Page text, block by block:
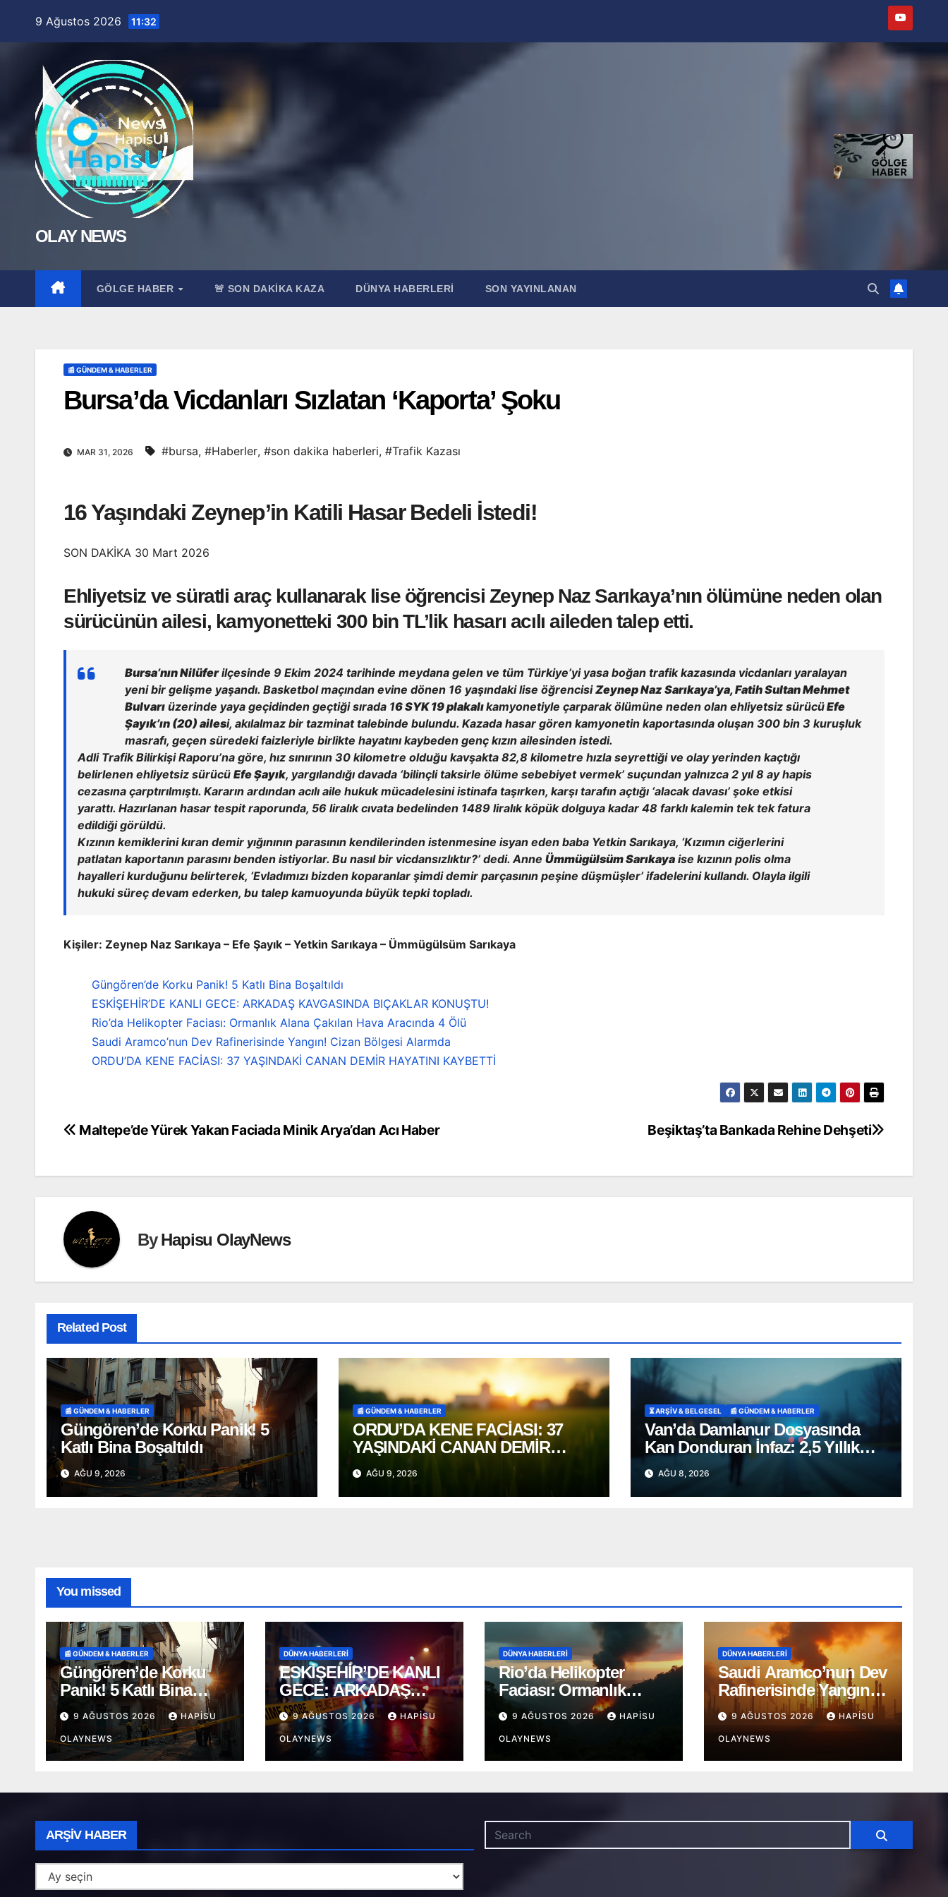
9 Ağustos 2026 11:32
OLAY NEWS
GÖLGE HABER 🚨 SON DAKİKA KAZA DÜNYA HABERLERI SON YAYINLANAN
📰 GÜNDEM & HABERLER
Bursa’da Vicdanları Sızlatan ‘Kaporta’ Şoku
MAR 31, 2026 #bursa, #Haberler, #son dakika haberleri, #Trafik Kazası
16 Yaşındaki Zeynep’in Katili Hasar Bedeli İstedi!
SON DAKİKA 30 Mart 2026
Ehliyetsiz ve süratli araç kullanarak lise öğrencisi Zeynep Naz Sarıkaya’nın ölümüne neden olan
sürücünün ailesi, kamyonetteki 300 bin TL’lik hasarı acılı aileden talep etti.
Bursa’nın Nilüferilçesinde 9 Ekim 2024 tarihinde meydana gelen ve tüm Türkiye’yi yasa boğan trafik kazasında vicdanları yaralayan
yeni bir gelişme yaşandı. Basketbol maçından evine dönen 16 yaşındaki lise öğrencisiZeynep Naz Sarıkaya’ya, Fatih Sultan Mehmet
Bulvarı üzerinde yaya geçidinden geçtiği sırada 16 SYK 19 plakalıkamyonetiyle çarparak ölümüne neden olan ehliyetsiz sürücüEfe
Şayık’ın (20) ailesi, akılalmaz bir tazminat talebinde bulundu. Kazada hasar gören kamyonetin kaportasında oluşan 300 bin 3 kuruşluk
masrafı, geçen süredeki faizleriyle birlikte hayatını kaybeden genç kızın ailesinden istedi.
Adli Trafik Bilirkişi Raporu’na göre, hız sınırının 30 kilometre olduğu kavşakta 82,8 kilometre hızla seyrettiği ve olay yerinden kaçtığı
belirlenen ehliyetsiz sürücü Efe Şayık, yargılandığı davada ‘bilinçli taksirle ölüme sebebiyet vermek’ suçundan yalnızca 2 yıl 8 ay hapis
cezasına çarptırılmıştı. Kararın ardından acılı aile hukuk mücadelesini istinafa taşırken, karşı tarafın açtığı ‘alacak davası’ şoke etkisi
yarattı. Hazırlanan hasar tespit raporunda, 56 liralık cıvata bedelinden 1489 liralık köpük dolguya kadar 48 farklı kalemin tek tek fatura
edildiği görüldü.
Kızının kemiklerini kıran demir yığınının parasının kendilerinden istenmesine isyan eden baba Yetkin Sarıkaya, ‘Kızımın ciğerlerini
patlatan kaportanın parasını benden istiyorlar. Bu nasıl bir vicdansızlıktır?’ dedi. Anne Ümmügülsüm Sarıkaya ise kızının polis olma
hayalleri kurduğunu belirterek, ‘Evladımızı bizden koparanlar şimdi demir parçasının peşine düşmüşler’ ifadelerini kullandı. Olayla ilgili
hukuki süreç devam ederken, bu talep kamuoyunda büyük tepki topladı.
Kişiler: Zeynep Naz Sarıkaya – Efe Şayık – Yetkin Sarıkaya – Ümmügülsüm Sarıkaya
Güngören’de Korku Panik! 5 Katlı Bina Boşaltıldı
ESKİŞEHİR’DE KANLI GECE: ARKADAŞ KAVGASINDA BIÇAKLAR KONUŞTU!
Rio’da Helikopter Faciası: Ormanlık Alana Çakılan Hava Aracında 4 Ölü
Saudi Aramco’nun Dev Rafinerisinde Yangın! Cizan Bölgesi Alarmda
ORDU’DA KENE FACİASI: 37 YAŞINDAKİ CANAN DEMİR HAYATINI KAYBETTİ
Yazı
Beşiktaş’ta Bankada Rehine Dehşeti
Maltepe’de Yürek Yakan Faciada Minik Arya’dan Acı Haber
ByHapisu OlayNews
Related Post
📰 GÜNDEM & HABERLER
Güngören’de Korku Panik! 5
Katlı Bina Boşaltıldı
AĞU 9, 2026
📰 GÜNDEM & HABERLER
ORDU’DA KENE FACİASI: 37
YAŞINDAKİ CANAN DEMİR
HAYATINI KAYBETTİ
AĞU 9, 2026
⏳ ARŞİV & BELGESEL 📰 GÜNDEM & HABERLER
Van’da Damlanur Dosyasında
Kan Donduran İnfaz: 2,5 Yıllık
‘İntihar’ Senaryosu Çöktü!
AĞU 8, 2026
You missed
📰 GÜNDEM & HABERLER
Güngören’de Korku
Panik! 5 Katlı Bina
Boşaltıldı
9 AĞUSTOS 2026 HAPISU
OLAYNEWS
DÜNYA HABERLERI
ESKİŞEHİR’DE KANLI
GECE: ARKADAŞ
KAVGASINDA
BIÇAKLAR KONUŞTU!
9 AĞUSTOS 2026 HAPISU
OLAYNEWS
DÜNYA HABERLERI
Rio’da Helikopter
Faciası: Ormanlık
Alana Çakılan Hava
Aracında 4 Ölü
9 AĞUSTOS 2026 HAPISU
OLAYNEWS
DÜNYA HABERLERI
Saudi Aramco’nun Dev
Rafinerisinde Yangın!
Cizan Bölgesi Alarmda
9 AĞUSTOS 2026 HAPISU
OLAYNEWS
ARŞIV HABER
Haber